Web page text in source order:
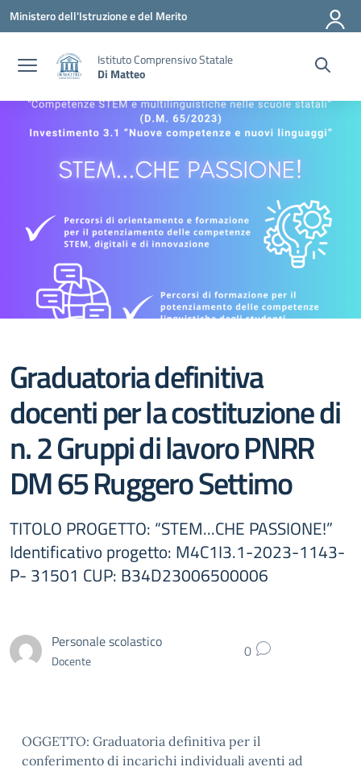
Vai ai contenuti
Vai al menu di navigazione
Vai al footer
Ministero dell'Istruzione e del Merito
Istituto Comprensivo Statale
Di Matteo
Graduatoria definitiva
docenti per la costituzione di
n. 2 Gruppi di lavoro PNRR
DM 65 Ruggero Settimo
TITOLO PROGETTO: “STEM...CHE PASSIONE!”
Identificativo progetto: M4C1I3.1-2023-1143-
P- 31501 CUP: B34D23006500006
Personale scolastico
Docente 0
OGGETTO: Graduatoria definitiva per il
conferimento di incarichi individuali aventi ad